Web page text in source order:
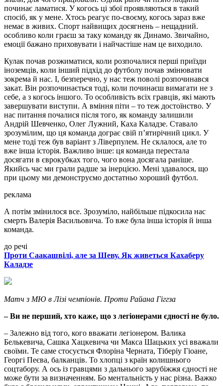
починає ламатися. У когось ці збої проявляються в такий
спосіб, як у мене. Хтось реагує по-своєму, когось зараз вже
немає в живих. Спорт найвищих досягнень – нещадний.
особливо коли граєш за таку команду як Динамо. Звичайно,
емоції бажано приховувати і найчастіше нам це виходило.
Кулак почав розжиматися, коли розпочалися перші приїзди
іноземців, коли інший підхід до футболу почав змінювати
зокрема й нас. І, безперечно, у нас теж поволі розпочинався
закат. Він розпочинається тоді, коли починаєш вимагати не з
себе, а з когось іншого. То особливість всіх гравців, які мають
завершувати виступи. А вміння піти – то теж достоїнство. У
нас питання почалися після того, як команду залишили
Андрій Шевченко, Олег Лужний, Каха Каладзе. Ставало
зрозумілим, що ця команда дограє свій п’ятирічний цикл. У
мене тоді теж був варіант з Ліверпулем. Не склалося, але то
вже інша історія. Важливо інше: ця команда перестала
досягати в єврокубках того, чого вона досягала раніше.
Якийсь час ми грали радше за інерцією. Мені здавалося, що
при цьому ми демонструємо достатньо хороший футбол.
реклама
А потім змінилося все. Зрозуміло, найбільше підкосила нас
смерть Валерія Васильовича. То вже була інша історія й інша
команда.
до речі
Проти Саакашвілі, але за Шеву. Як живеться Кахаберу
Каладзе
Матч з МЮ в Лізі чемпіонів. Проти Райана Гіггза
– Ви не перший, хто каже, що з легіонерами єдності не було.
– Залежно від того, кого вважати легіонером. Валика
Белькевича, Сашка Хацкевича чи Макса Шацьких усі вважали
своїми. Те саме стосується Флоріна Черната, Тіберіу Гіоане,
Георгі Пеєва, балканців. То хлопці з країн колишнього
соцтабору. А ось із гравцями з дальнього зарубіжжя єдності не
може бути за визначенням. Бо ментальність у нас різна. Важко